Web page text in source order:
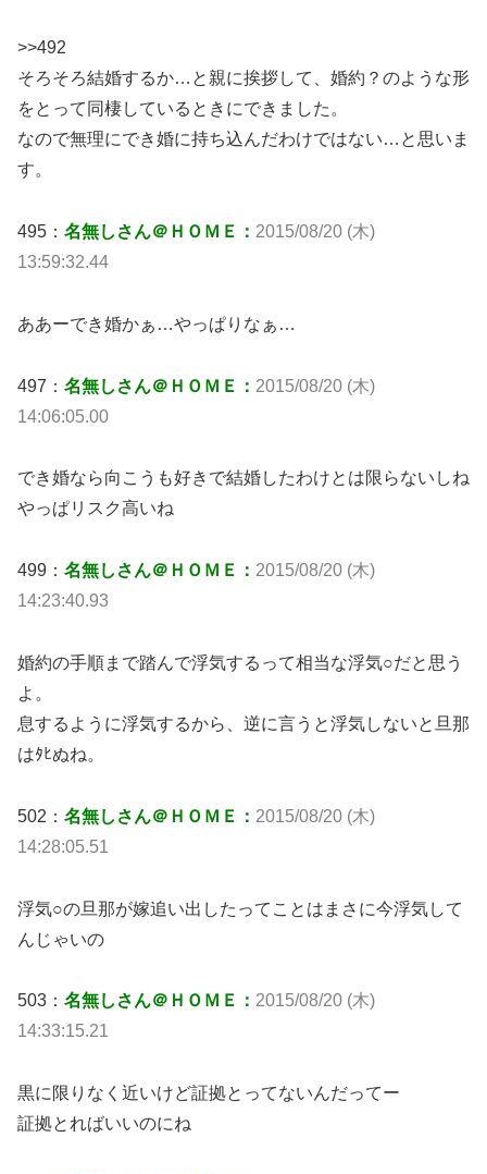
>>492
そろそろ結婚するか…と親に挨拶して、婚約？のような形
をとって同棲しているときにできました。
なので無理にでき婚に持ち込んだわけではない…と思いま
す。
495： 名無しさん＠ＨＯＭＥ： 2015/08/20 (木)
13:59:32.44
ああーでき婚かぁ…やっぱりなぁ…
497： 名無しさん＠ＨＯＭＥ： 2015/08/20 (木)
14:06:05.00
でき婚なら向こうも好きで結婚したわけとは限らないしね
やっぱリスク高いね
499： 名無しさん＠ＨＯＭＥ： 2015/08/20 (木)
14:23:40.93
婚約の手順まで踏んで浮気するって相当な浮気○だと思う
よ。
息するように浮気するから、逆に言うと浮気しないと旦那
はﾀﾋぬね。
502： 名無しさん＠ＨＯＭＥ： 2015/08/20 (木)
14:28:05.51
浮気○の旦那が嫁追い出したってことはまさに今浮気して
んじゃいの
503： 名無しさん＠ＨＯＭＥ： 2015/08/20 (木)
14:33:15.21
黒に限りなく近いけど証拠とってないんだってー
証拠とればいいのにね